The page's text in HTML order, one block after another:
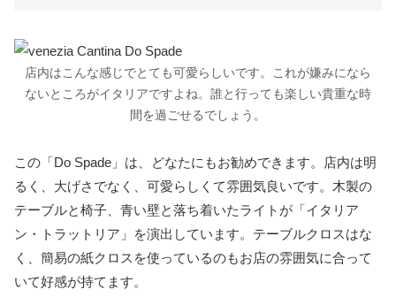
店内はこんな感じでとても可愛らしいです。これが嫌みになら
ないところがイタリアですよね。誰と行っても楽しい貴重な時
間を過ごせるでしょう。
この「Do Spade」は、どなたにもお勧めできます。店内は明
るく、大げさでなく、可愛らしくて雰囲気良いです。木製の
テーブルと椅子、青い壁と落ち着いたライトが「イタリア
ン・トラットリア」を演出しています。テーブルクロスはな
く、簡易の紙クロスを使っているのもお店の雰囲気に合って
いて好感が持てます。